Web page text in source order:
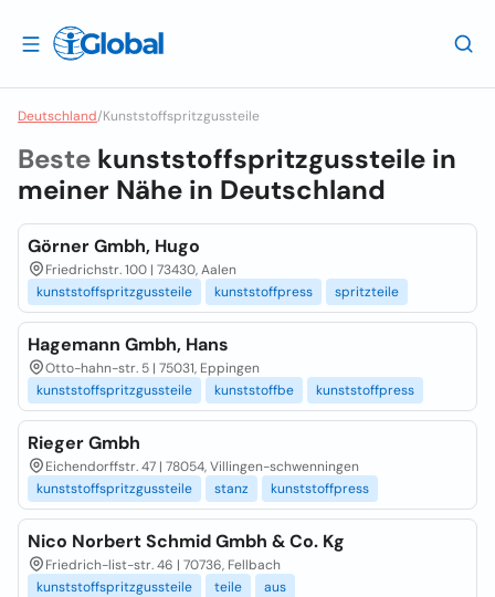
Deutschland/Kunststoffspritzgussteile
Beste kunststoffspritzgussteile in
meiner Nähe in Deutschland
Görner Gmbh, Hugo
Friedrichstr. 100 | 73430, Aalen
kunststoffspritzgussteile
kunststoffpress spritzteile
Hagemann Gmbh, Hans
Otto-hahn-str. 5 | 75031, Eppingen
kunststoffspritzgussteile
kunststoffbe kunststoffpress
Rieger Gmbh
Eichendorffstr. 47 | 78054, Villingen-schwenningen
kunststoffspritzgussteile
stanz kunststoffpress
Nico Norbert Schmid Gmbh & Co. Kg
Friedrich-list-str. 46 | 70736, Fellbach
kunststoffspritzgussteile
teile aus